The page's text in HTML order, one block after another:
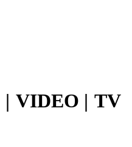
| VIDEO | TV